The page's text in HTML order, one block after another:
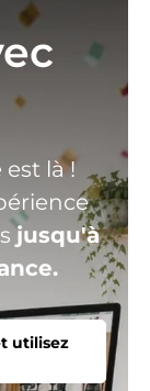
là !
jusqu'à
utilisez